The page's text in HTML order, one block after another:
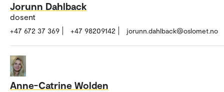
Jorunn Dahlback
dosent
+47 672 37 369 +47 98209142 jorunn.dahlback@oslomet.no
Anne-Catrine Wolden